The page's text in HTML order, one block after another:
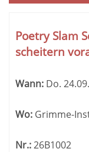
können
sortiert
Poetry Slam
scheitern
Wann: Do.
Wo: Grimme-
Nr.:26B1002